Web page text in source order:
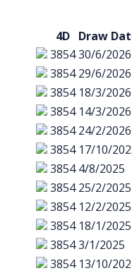
4D Draw
385430/6/2026
3854 29/6/2026
3854 18/3/2026
3854 14/3/2026
3854 24/2/2026
3854 17/10/
3854 4/8/2025
3854 25/2/2025
3854 12/2/2025
3854 18/1/2025
38543/1/2025
3854 13/10/